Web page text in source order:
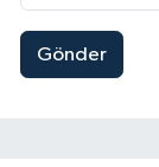
Gönder